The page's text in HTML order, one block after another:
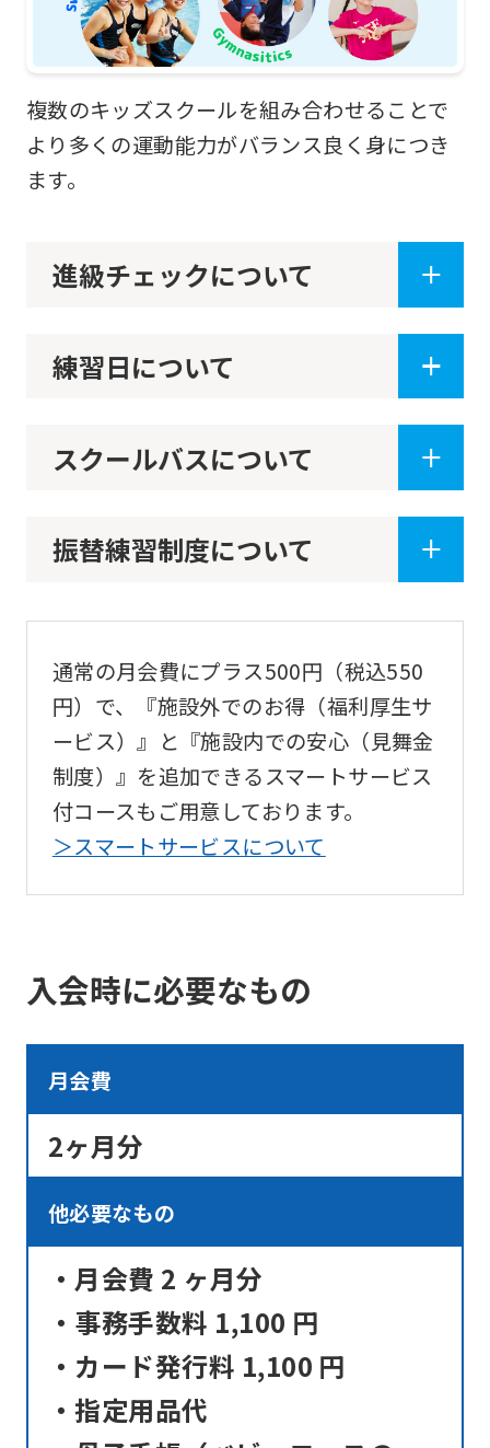
複数のキッズスクールを組み合わせることで
より多くの運動能力がバランス良く身につき
ます。
進級チェックについて
練習日について
スクールバスについて
振替練習制度について
通常の月会費にプラス500円（税込550
円）で、『施設外でのお得（福利厚生サ
ービス）』と『施設内での安心（見舞金
制度）』を追加できるスマートサービス
付コースもご用意しております。
＞スマートサービスについて
入会時に必要なもの
月会費
2ヶ月分
他必要なもの
・月会費 2 ヶ月分
・事務手数料 1,100 円
・カード発行料 1,100 円
・指定用品代
not
be
accurate
translation.
may
differ
We
that
this
before
using
the
service.
Automatic